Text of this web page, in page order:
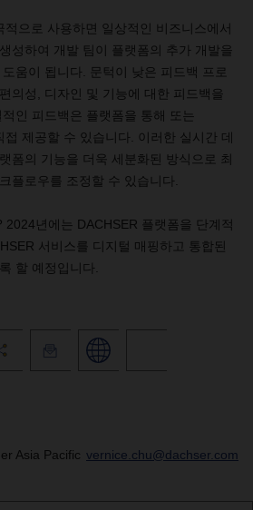
으로 사용하면 일상적인 비즈니스에서
성하여 개발 팀이 플랫폼의 추가 개발을
움이 됩니다. 문턱이 낮은 피드백 프로
의성, 디자인 및 기능에 대한 피드백을
인 피드백은 플랫폼을 통해 또는
제공할 수 있습니다. 이러한 실시간 데
폼의 기능을 더욱 세분화된 방식으로 최
플로우를 조정할 수 있습니다.
년에는 DACHSER 플랫폼을 단계적
서비스를 디지털 매핑하고 통합된
할 예정입니다.
Asia Pacific vernice.chu@dachser.com